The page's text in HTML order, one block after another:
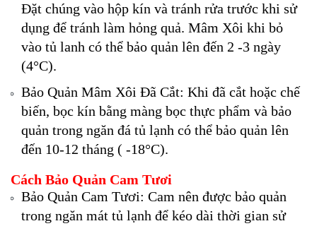
Đặt chúng vào hộp kín và tránh rửa trước khi sử
dụng để tránh làm hỏng quả. Mâm Xôi khi bỏ
vào tủ lanh có thể bảo quản lên đến 2 -3 ngày
(4°C).
Bảo Quản Mâm Xôi Đã Cắt: Khi đã cắt hoặc chế
biến, bọc kín bằng màng bọc thực phẩm và bảo
quản trong ngăn đá tủ lạnh có thể bảo quản lên
đến 10-12 tháng ( -18°C).
Cách Bảo Quản Cam Tươi
Bảo Quản Cam Tươi: Cam nên được bảo quản
trong ngăn mát tủ lạnh để kéo dài thời gian sử